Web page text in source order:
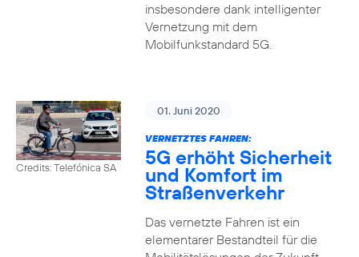
insbesondere dank intelligenter
Vernetzung mit dem
Mobilfunkstandard 5G.
Credits: Telefónica SA
01. Juni 2020
VERNETZTES FAHREN:
5G erhöht Sicherheit
und Komfort im
Straßenverkehr
Das vernetzte Fahren ist ein
elementarer Bestandteil für die